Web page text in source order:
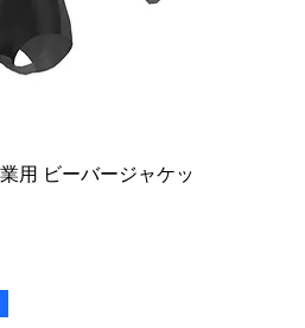
用 ビーバージャケッ